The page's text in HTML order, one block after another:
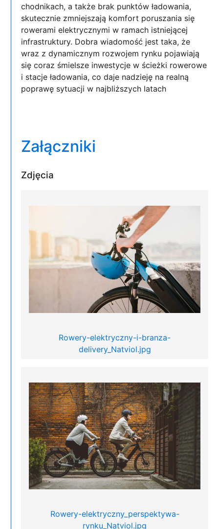
chodnikach, a także brak punktów ładowania,
skutecznie zmniejszają komfort poruszania się
rowerami elektrycznymi w ramach istniejącej
infrastruktury. Dobra wiadomość jest taka, że
wraz z dynamicznym rozwojem rynku pojawiają
się coraz śmielsze inwestycje w ścieżki rowerowe
i stacje ładowania, co daje nadzieję na realną
poprawę sytuacji w najbliższych latach
Załączniki
Zdjęcia
Rowery-elektryczny-i-branza-
delivery_Natviol.jpg
Rowery-elektryczny_perspektywa-
rynku_Natviol.jpg